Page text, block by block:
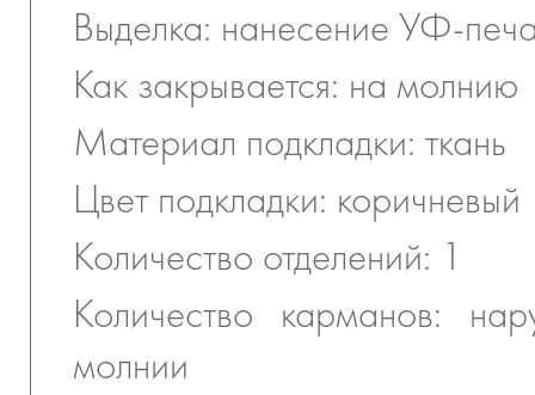
Выделка: нанесение УФ-
Как закрывается: на молнию
Материал подкладки: ткань
Цвет подкладки: коричневый
Количество отделений: 1
Количество карманов:
молнии